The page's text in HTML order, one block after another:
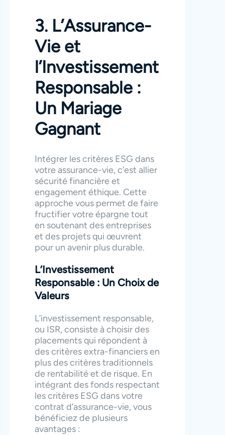
3. L’Assurance-
Vie et
l’Investissement
Responsable :
Un Mariage
Gagnant
Intégrer les critères ESG dans
votre assurance-vie, c’est allier
sécurité financière et
engagement éthique. Cette
approche vous permet de faire
fructifier votre épargne tout
en soutenant des entreprises
et des projets qui œuvrent
pour un avenir plus durable.
L’Investissement
Responsable : Un Choix de
Valeurs
L’investissement responsable,
ou ISR, consiste à choisir des
placements qui répondent à
des critères extra-financiers en
plus des critères traditionnels
de rentabilité et de risque. En
intégrant des fonds respectant
les critères ESG dans votre
contrat d’assurance-vie, vous
bénéficiez de plusieurs
avantages :